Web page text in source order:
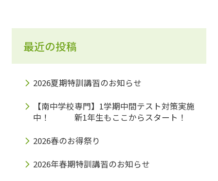
最近の投稿
2026夏期特訓講習のお知らせ
【南中学校専門】1学期中間テスト対策実施
中！ 新1年生もここからスタート！
2026春のお得祭り
2026年春期特訓講習のお知らせ